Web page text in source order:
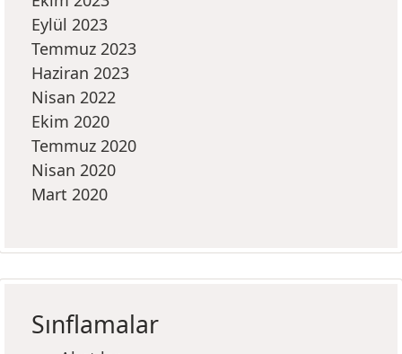
Eylül 2023
Temmuz 2023
Haziran 2023
Nisan 2022
Ekim 2020
Temmuz 2020
Nisan 2020
Mart 2020
Sınflamalar